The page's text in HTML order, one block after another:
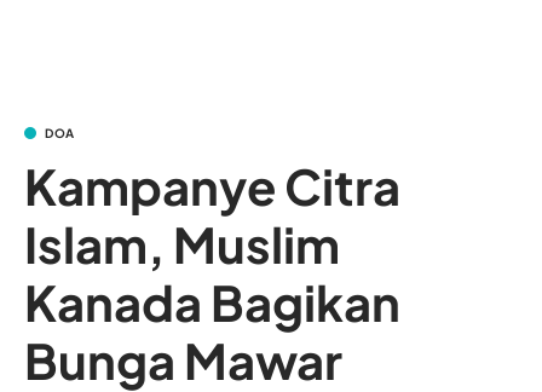
DOA
Kampanye Citra
Islam, Muslim
Kanada Bagikan
Bunga Mawar